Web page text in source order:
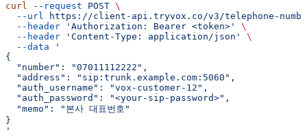
curl --request POST \
  --url
https://client-api.tryvox.co/v3/telephone-
  --header
'Authorization: Bearer <token>'
\
  --header
'Content-Type: application/json'
\
  --data
'
{
  "number": "07011112222",
  "address": "sip:trunk.example.com:5060",
  "auth_username": "vox-customer-12",
  "auth_password": "<your-sip-password>",
  "memo": "본사 대표번호"
}
'